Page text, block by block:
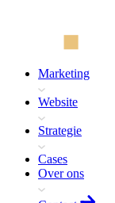
Marketing
Website
Strategie
Cases
Over ons